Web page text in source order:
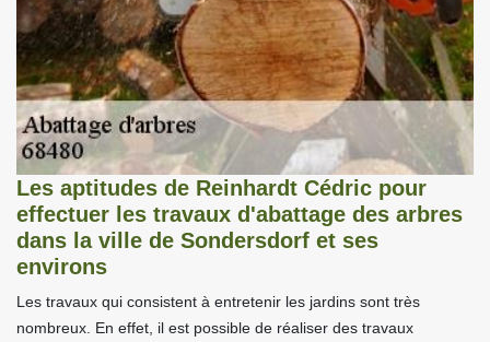
Les aptitudes de Reinhardt Cédric pour
effectuer les travaux d'abattage des arbres
dans la ville de Sondersdorf et ses
environs
Les travaux qui consistent à entretenir les jardins sont très
nombreux. En effet, il est possible de réaliser des travaux